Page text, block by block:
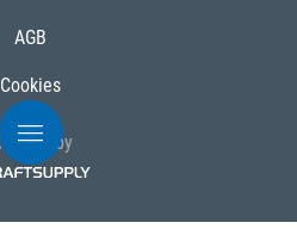
AGB
Cookies
by